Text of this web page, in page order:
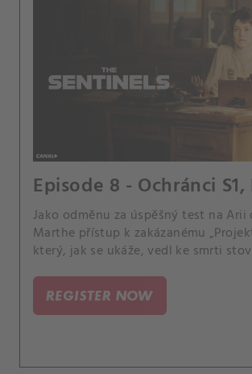
Episode 8 - Ochránci S1,
Jako odměnu za úspěšný test na Arii
Marthe přístup k zakázanému
který, jak se ukáže, vedl ke smrti
něčemu velkému, a nehodlá zastavit
vyšetřování iniciativy Atlas, zejména
existuje možnost, že souvisí se
REGISTER NOW